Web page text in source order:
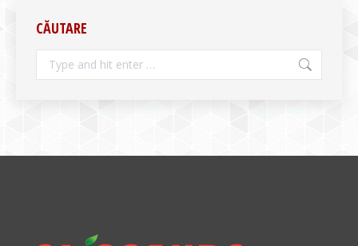
CĂUTARE
Search: